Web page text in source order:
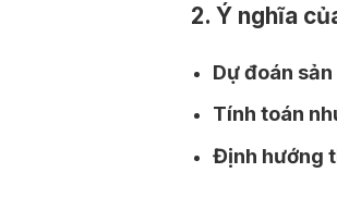
2. Ý nghĩa
Dự đoán
Tính toán
Định hướng